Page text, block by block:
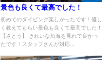
景色も良くて最高でした！
初めてのダイビング楽しかったです！優し
く教えてもらい景色も良くて最高でした！
【さとう】 きれいな魚海を見れて良かっ
たです！スタッフさんが対応...